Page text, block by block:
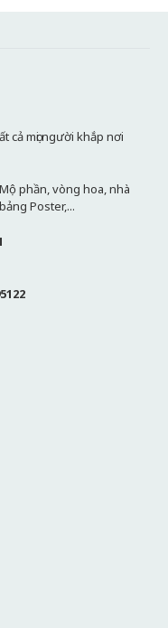
cả mọi người khắp nơi
phần, vòng hoa, nhà
Poster,...